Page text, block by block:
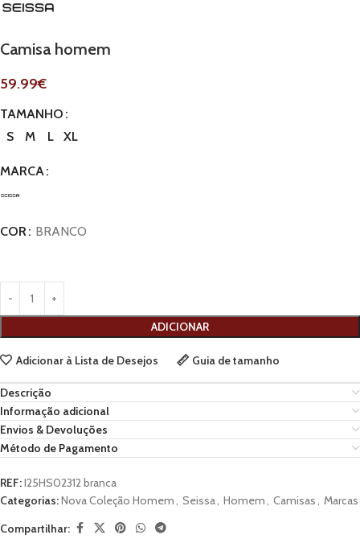
Camisa homem
59.99€
TAMANHO
S
M L XL
MARCA
COR BRANCO
ADICIONAR
Adicionar à Lista de Desejos Guia de tamanho
Descrição
Informação adicional
Envios & Devoluções
Método de Pagamento
REF:I25HS02312 branca
Categorias:Nova Coleção Homem, Seissa, Homem, Camisas, Marcas
Compartilhar: